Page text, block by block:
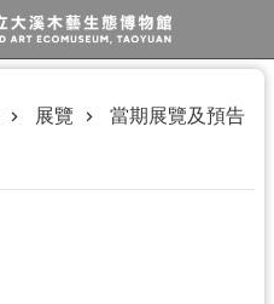
展覽 當期展覽及預告